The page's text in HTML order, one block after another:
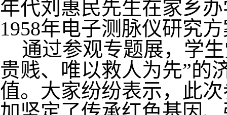
年代刘惠民先生在家乡
1958年电子测脉仪研究
通过参观专题展，学
贵贱、唯以救人为先”的
值。大家纷纷表示，此